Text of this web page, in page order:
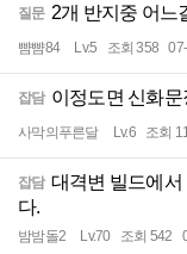
질문 2개 반지중 어느
뺨뺨84 Lv.5 조회 358
잡담 이정도면 신화
사막의푸른달 Lv.6 조회
잡담 대격변 빌드에서
다.
밤밤돌2 Lv.70 조회 542